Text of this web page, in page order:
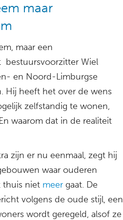
maar
maar een
bestuursvoorzitter Wiel
en Noord-Limburgse
Hij heeft het over de wens
zelfstandig te wonen,
waarom dat in de realiteit
zijn er nu eenmaal, zegt hij
waar ouderen
thuis niet meer gaat. De
volgens de oude stijl, een
wordt geregeld, alsof ze